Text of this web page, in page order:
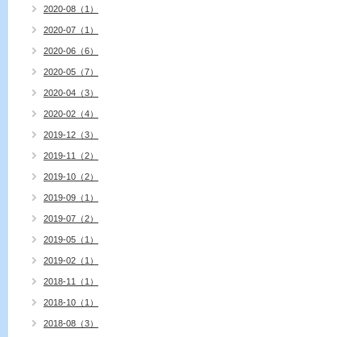
2020-08（1）
2020-07（1）
2020-06（6）
2020-05（7）
2020-04（3）
2020-02（4）
2019-12（3）
2019-11（2）
2019-10（2）
2019-09（1）
2019-07（2）
2019-05（1）
2019-02（1）
2018-11（1）
2018-10（1）
2018-08（3）